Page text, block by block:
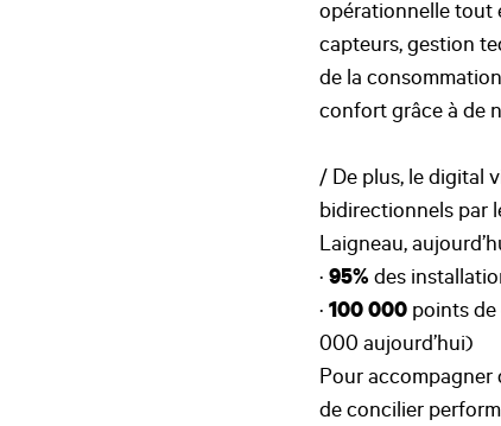
opérationnelle tout
capteurs, gestion
de la
confort grâce à de
/ De plus, le digital
bidirectionnels par
Laigneau,
· 95% des
· 100 000points de
000 aujourd’hui)
Pour accompagner
de concilier